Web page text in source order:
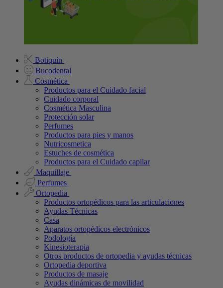
Botiquín
Bucodental
Cosmética
Productos para el Cuidado facial
Cuidado corporal
Cosmética Masculina
Protección solar
Perfumes
Productos para pies y manos
Nutricosmetica
Estuches de cosmética
Productos para el Cuidado capilar
Maquillaje
Perfumes
Ortopedia
Productos ortopédicos para las articulaciones
Ayudas Técnicas
Casa
Aparatos ortopédicos electrónicos
Podología
Kinesioterapia
Otros productos de ortopedia y ayudas técnicas
Ortopedia deportiva
Productos de masaje
Ayudas dinámicas de movilidad